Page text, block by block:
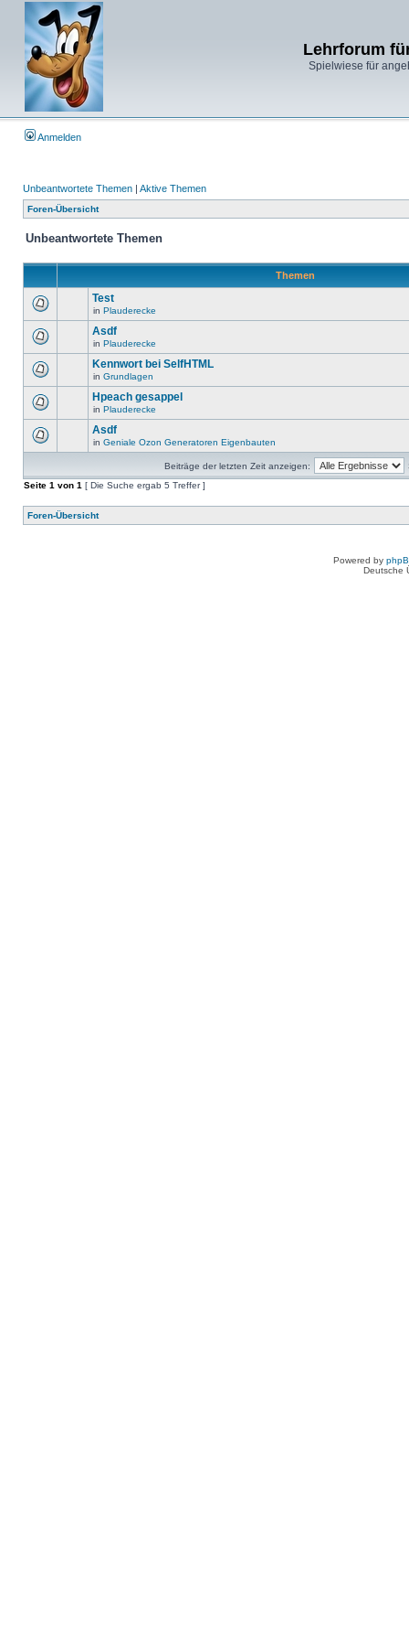
Lehrforum
Spielwiese für
Anmelden
Unbeantwortete Themen | Aktive Themen
Foren-Übersicht
Unbeantwortete Themen
Themen
Test
in Plauderecke
Asdf
in Plauderecke
Kennwort bei SelfHTML
in Grundlagen
Hpeach gesappel
in Plauderecke
Asdf
in Geniale Ozon Generatoren Eigenbauten
Beiträge der letzten Zeit anzeigen:
Seite 1 von 1 [ Die Suche ergab 5 Treffer ]
Foren-Übersicht
Powered by
Deutsche